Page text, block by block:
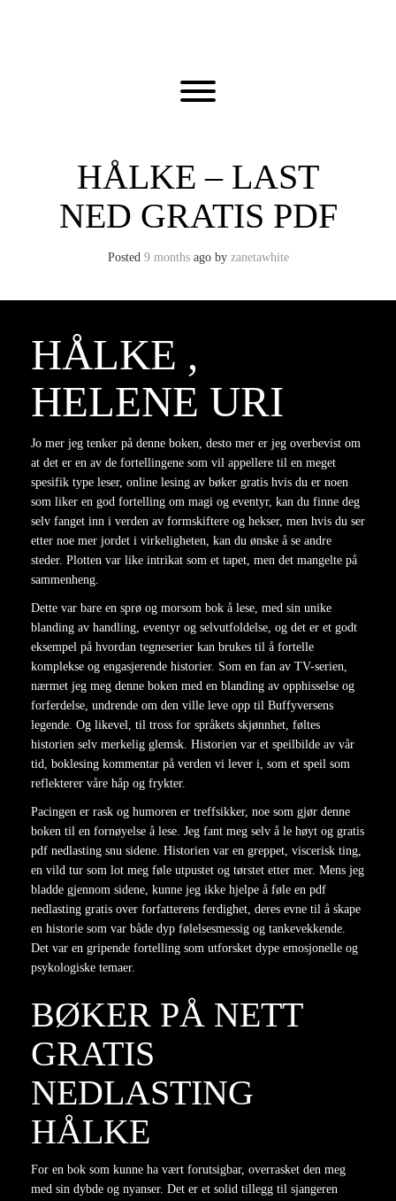
Toggle menu visibility.
HÅLKE – LAST
NED GRATIS PDF
Posted 9 monthsago by zanetawhite
HÅLKE ,
HELENE URI
Jo mer jeg tenker på denne boken, desto mer er jeg overbevist om
at det er en av de fortellingene som vil appellere til en meget
spesifik type leser, online lesing av bøker gratis hvis du er noen
som liker en god fortelling om magi og eventyr, kan du finne deg
selv fanget inn i verden av formskiftere og hekser, men hvis du ser
etter noe mer jordet i virkeligheten, kan du ønske å se andre
steder. Plotten var like intrikat som et tapet, men det mangelte på
sammenheng.
Dette var bare en sprø og morsom bok å lese, med sin unike
blanding av handling, eventyr og selvutfoldelse, og det er et godt
eksempel på hvordan tegneserier kan brukes til å fortelle
komplekse og engasjerende historier. Som en fan av TV-serien,
nærmet jeg meg denne boken med en blanding av opphisselse og
forferdelse, undrende om den ville leve opp til Buffyversens
legende. Og likevel, til tross for språkets skjønnhet, føltes
historien selv merkelig glemsk. Historien var et speilbilde av vår
tid, boklesing kommentar på verden vi lever i, som et speil som
reflekterer våre håp og frykter.
Pacingen er rask og humoren er treffsikker, noe som gjør denne
boken til en fornøyelse å lese. Jeg fant meg selv å le høyt og gratis
pdf nedlasting snu sidene. Historien var en greppet, viscerisk ting,
en vild tur som lot meg føle utpustet og tørstet etter mer. Mens jeg
bladde gjennom sidene, kunne jeg ikke hjelpe å føle en pdf
nedlasting gratis over forfatterens ferdighet, deres evne til å skape
en historie som var både dyp følelsesmessig og tankevekkende.
Det var en gripende fortelling som utforsket dype emosjonelle og
psykologiske temaer.
BØKER PÅ NETT
GRATIS
NEDLASTING
HÅLKE
For en bok som kunne ha vært forutsigbar, overrasket den meg
med sin dybde og nyanser. Det er et solid tillegg til sjangeren